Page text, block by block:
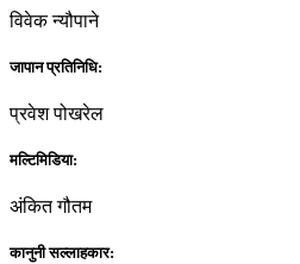
विवेक न्यौपाने
जापान प्रतिनिधि:
प्रवेश पोखरेल
मल्टिमिडिया:
अंकित गौतम
कानुनी सल्लाहकार: